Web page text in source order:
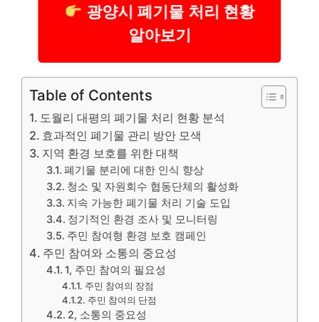
광양시 폐기물 처리 현황
알아보기
Table of Contents
도월리 대평의 폐기물 처리 현황 분석
효과적인 폐기물 관리 방안 모색
지역 환경 보호를 위한 대책
폐기물 분리에 대한 인식 향상
청소 및 자원회수 협동단체의 활성화
지속 가능한 폐기물 처리 기술 도입
정기적인 환경 조사 및 모니터링
주민 참여형 환경 보호 캠페인
주민 참여와 소통의 중요성
1, 주민 참여의 필요성
주민 참여의 장점
주민 참여의 단점
2, 소통의 중요성